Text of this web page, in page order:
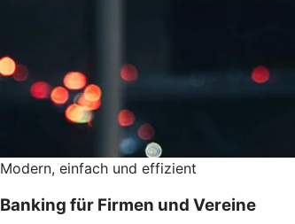
Modern, einfach und effizient
Banking für Firmen und Vereine